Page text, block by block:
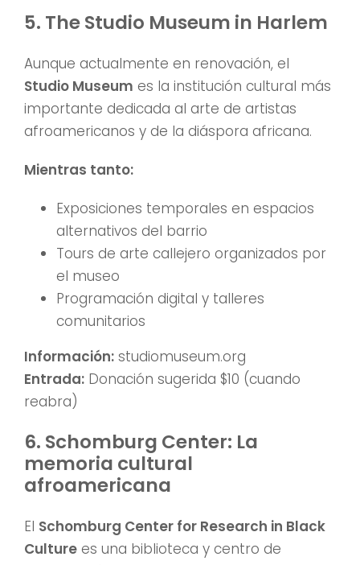
5. The Studio Museum in Harlem
Aunque actualmente en renovación, el
Studio Museum es la institución cultural más
importante dedicada al arte de artistas
afroamericanos y de la diáspora africana.
Mientras tanto:
Exposiciones temporales en espacios
alternativos del barrio
Tours de arte callejero organizados por
el museo
Programación digital y talleres
comunitarios
Información: studiomuseum.org
Entrada: Donación sugerida $10 (cuando
reabra)
6. Schomburg Center: La
memoria cultural
afroamericana
El Schomburg Center for Research in Black
Culture es una biblioteca y centro de